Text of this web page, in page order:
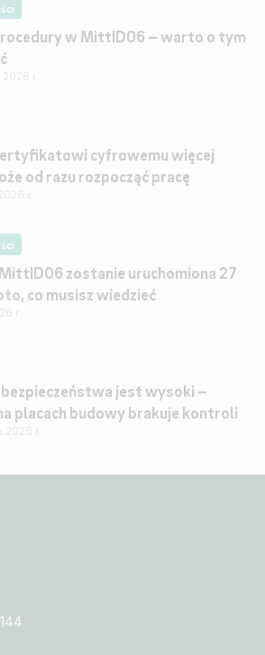
w MittID06 – warto o tym
2026 r.
cyfrowemu więcej
od razu rozpocząć pracę
r.
MittID06 zostanie uruchomiona 27
co musisz wiedzieć
r.
bezpieczeństwa jest wysoki –
placach budowy brakuje kontroli
2026 r.